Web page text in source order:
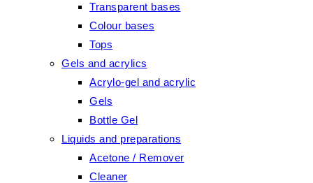
Transparent bases
Colour bases
Tops
Gels and acrylics
Acrylo-gel and acrylic
Gels
Bottle Gel
Liquids and preparations
Acetone / Remover
Cleaner